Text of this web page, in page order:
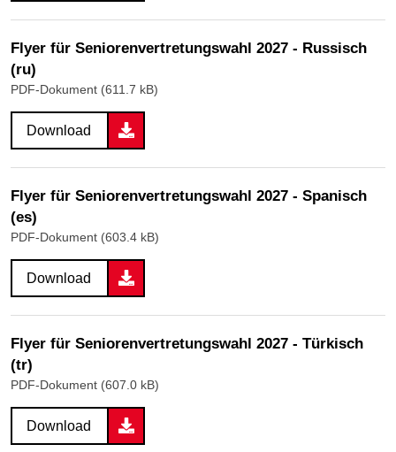
Flyer für Seniorenvertretungswahl 2027 - Russisch
(ru)
PDF-Dokument (611.7 kB)
Download
Flyer für Seniorenvertretungswahl 2027 - Spanisch
(es)
PDF-Dokument (603.4 kB)
Download
Flyer für Seniorenvertretungswahl 2027 - Türkisch
(tr)
PDF-Dokument (607.0 kB)
Download